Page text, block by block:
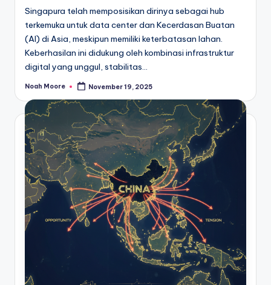
Singapura telah memposisikan dirinya sebagai hub
terkemuka untuk data center dan Kecerdasan Buatan
(AI) di Asia, meskipun memiliki keterbatasan lahan.
Keberhasilan ini didukung oleh kombinasi infrastruktur
digital yang unggul, stabilitas…
Posted
Noah Moore November 19, 2025